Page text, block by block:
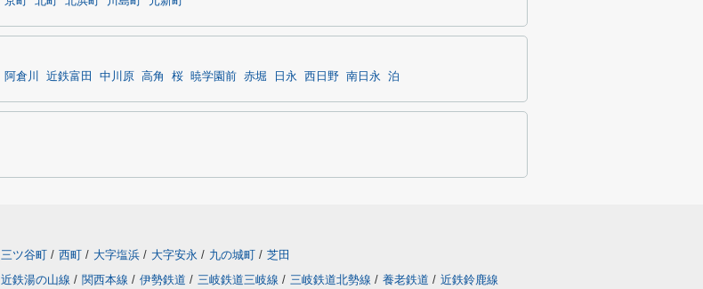
阿倉川 近鉄富田 中川原 高角 桜 暁学園前 赤堀 日永 西日野 南日永 泊
三ツ谷町 / 西町 / 大字塩浜 / 大字安永 / 九の城町 / 芝田
近鉄湯の山線 / 関西本線 / 伊勢鉄道 / 三岐鉄道三岐線 / 三岐鉄道北勢線 / 養老鉄道 / 近鉄鈴鹿線